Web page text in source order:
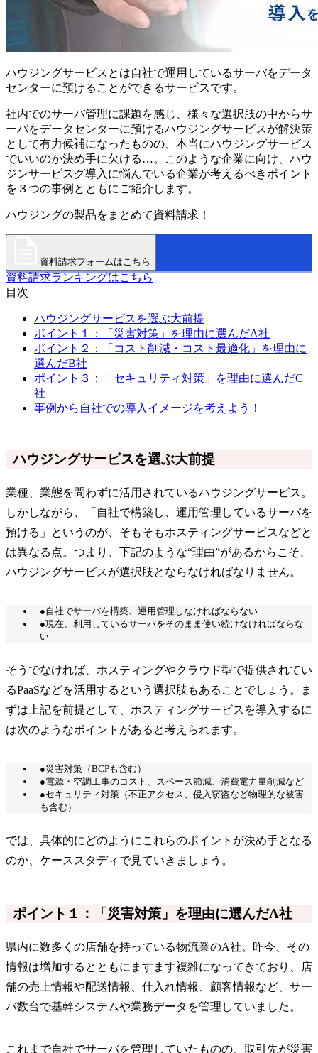
ハウジングサービスとは自社で運用しているサーバをデータ
センターに預けることができるサービスです。
社内でのサーバ管理に課題を感じ、様々な選択肢の中からサ
ーバをデータセンターに預けるハウジングサービスが解決策
として有力候補になったものの、本当にハウジングサービス
でいいのか決め手に欠ける…。このような企業に向け、ハウ
ジンサービスグ導入に悩んでいる企業が考えるべきポイント
を３つの事例とともにご紹介します。
ハウジングの製品をまとめて資料請求！
資料請求フォームはこちら
資料請求ランキングはこちら
目次
ハウジングサービスを選ぶ大前提
ポイント１：「災害対策」を理由に選んだA社
ポイント２：「コスト削減・コスト最適化」を理由に
選んだB社
ポイント３：「セキュリティ対策」を理由に選んだC
社
事例から自社での導入イメージを考えよう！
ハウジングサービスを選ぶ大前提
業種、業態を問わずに活用されているハウジングサービス。
しかしながら、「自社で構築し、運用管理しているサーバを
預ける」というのが、そもそもホスティングサービスなどと
は異なる点。つまり、下記のような“理由”があるからこそ、
ハウジングサービスが選択肢とならなければなりません。
●自社でサーバを構築、運用管理しなければならない
●現在、利用しているサーバをそのまま使い続けなければならな
い
そうでなければ、ホスティングやクラウド型で提供されてい
るPaaSなどを活用するという選択肢もあることでしょう。ま
ずは上記を前提として、ホスティングサービスを導入するに
は次のようなポイントがあると考えられます。
●災害対策（BCPも含む）
●電源・空調工事のコスト、スペース節減、消費電力量削減など
●セキュリティ対策（不正アクセス、侵入窃盗など物理的な被害
も含む）
では、具体的にどのようにこれらのポイントが決め手となる
のか、ケーススタディで見ていきましょう。
ポイント１：「災害対策」を理由に選んだA社
県内に数多くの店舗を持っている物流業のA社。昨今、その
情報は増加するとともにますます複雑になってきており、店
舗の売上情報や配送情報、仕入れ情報、顧客情報など、サー
バ数台で基幹システムや業務データを管理していました。
これまで自社でサーバを管理していたものの、取引先が災害